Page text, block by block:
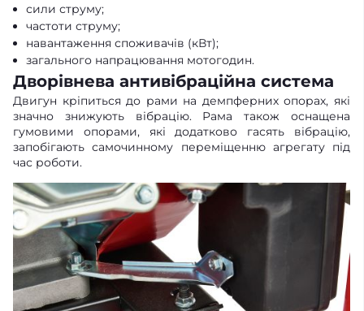
сили струму;
частоти струму;
навантаження споживачів (кВт);
загального напрацювання мотогодин.
Дворівнева антивібраційна система
Двигун кріпиться до рами на демпферних опорах, які
значно знижують вібрацію. Рама також оснащена
гумовими опорами, які додатково гасять вібрацію,
запобігають самочинному переміщенню агрегату під
час роботи.